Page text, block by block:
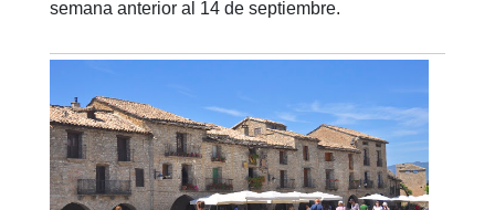
semana anterior al 14 de septiembre.